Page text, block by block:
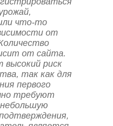
что-то
от
от сайта.
риск
так как для
первого
требуют